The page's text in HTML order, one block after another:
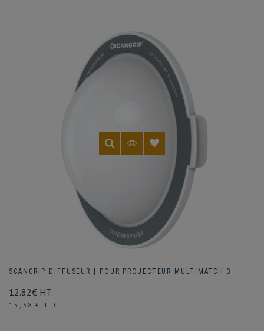
SCANGRIP DIFFUSEUR | POUR PROJECTEUR MULTIMATCH 3
12.82€ HT
Prix
15,38 € TTC